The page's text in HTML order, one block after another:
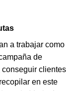
a trabajar como
de
clientes
en este